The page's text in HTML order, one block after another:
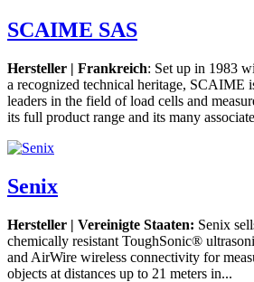
SCAIME SAS
Hersteller | Frankreich: Set up in 1983
a recognized technical heritage, SCAIME
leaders in the field of load cells and
its full product range and its many
Senix
Hersteller | Vereinigte Staaten: Senix
chemically resistant ToughSonic®
and AirWire wireless connectivity for
objects at distances up to 21 meters in...